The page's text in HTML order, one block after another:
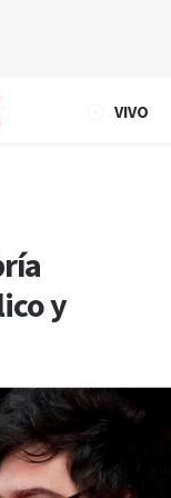
VIVO
y